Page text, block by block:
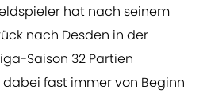
hat nach seinem
nach Desden in der
Saison 32 Partien
fast immer von Beginn